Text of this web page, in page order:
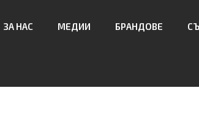
ЗА НАС МЕДИИ БРАНДОВЕ